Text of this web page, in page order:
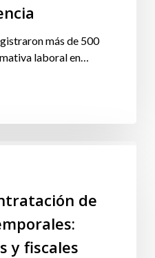
más de 500
laboral en…
de
y fiscales